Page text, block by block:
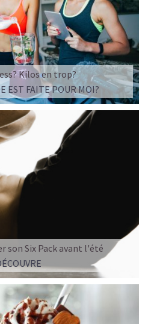
qui se mêle à un café
sucre raffiné et boosté en
par excellence — celle qui
nutrition.
une énergie durable, et zéro
qui veulent se faire plaisir
Caramel Protéiné
Kilos en trop?
EST FAITE POUR MOI?
son Six Pack avant l'été